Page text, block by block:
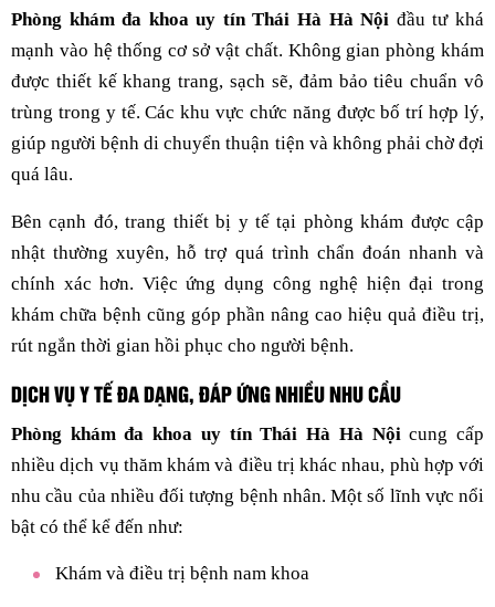
Phòng khám đa khoa uy tín Thái Hà Hà Nội đầu tư khá
mạnh vào hệ thống cơ sở vật chất. Không gian phòng khám
được thiết kế khang trang, sạch sẽ, đảm bảo tiêu chuẩn vô
trùng trong y tế. Các khu vực chức năng được bố trí hợp lý,
giúp người bệnh di chuyển thuận tiện và không phải chờ đợi
quá lâu.
Bên cạnh đó, trang thiết bị y tế tại phòng khám được cập
nhật thường xuyên, hỗ trợ quá trình chẩn đoán nhanh và
chính xác hơn. Việc ứng dụng công nghệ hiện đại trong
khám chữa bệnh cũng góp phần nâng cao hiệu quả điều trị,
rút ngắn thời gian hồi phục cho người bệnh.
DỊCH VỤ Y TẾ ĐA DẠNG, ĐÁP ỨNG NHIỀU NHU CẦU
Phòng khám đa khoa uy tín Thái Hà Hà Nộicung cấp
nhiều dịch vụ thăm khám và điều trị khác nhau, phù hợp với
nhu cầu của nhiều đối tượng bệnh nhân. Một số lĩnh vực nổi
bật có thể kể đến như:
Khám và điều trị bệnh nam khoa